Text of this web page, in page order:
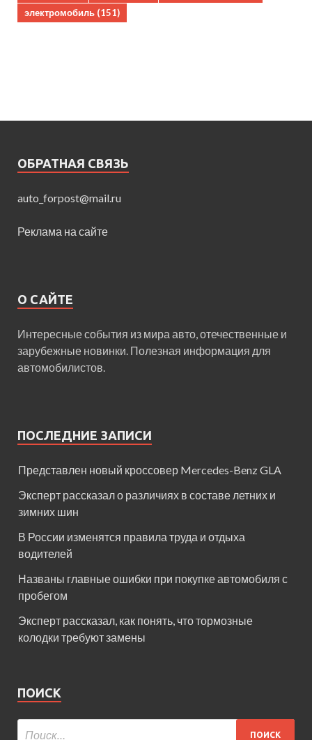
электромобиль (151)
ОБРАТНАЯ СВЯЗЬ
auto_forpost@mail.ru
Реклама на сайте
О САЙТЕ
Интересные события из мира авто, отечественные и
зарубежные новинки. Полезная информация для
автомобилистов.
ПОСЛЕДНИЕ ЗАПИСИ
Представлен новый кроссовер Mercedes-Benz GLA
Эксперт рассказал о различиях в составе летних и
зимних шин
В России изменятся правила труда и отдыха
водителей
Названы главные ошибки при покупке автомобиля с
пробегом
Эксперт рассказал, как понять, что тормозные
колодки требуют замены
ПОИСК